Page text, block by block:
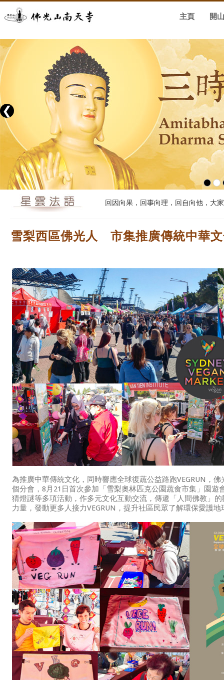
主頁 開
❮
回因向果，回事向理，回自向他，大
雪梨西區佛光人 市集推廣傳統中華文
為推廣中華傳統文化，同時響應全球復蔬公益路跑VEGRUN，
個分會，8月21日首次參加「雪梨奧林匹克公園蔬食市集」園
猜燈謎等多項活動，作多元文化互動交流，傳遞「人間佛教」
力量，發動更多人接力VEGRUN，提升社區民眾了解環保愛護